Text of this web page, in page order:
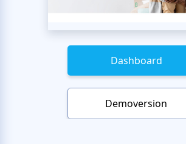
Dashboard
Demoversion